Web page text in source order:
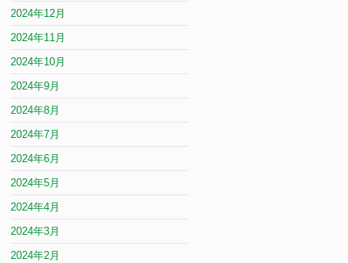
2024年12月
2024年11月
2024年10月
2024年9月
2024年8月
2024年7月
2024年6月
2024年5月
2024年4月
2024年3月
2024年2月